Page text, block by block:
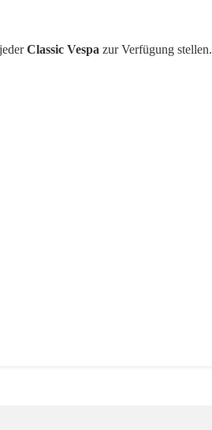
Classic Vespa zur Verfügung stellen.